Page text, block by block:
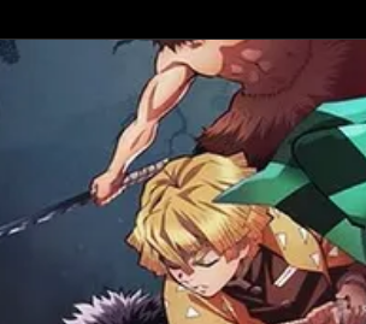
Espectáculos Cine y televisión